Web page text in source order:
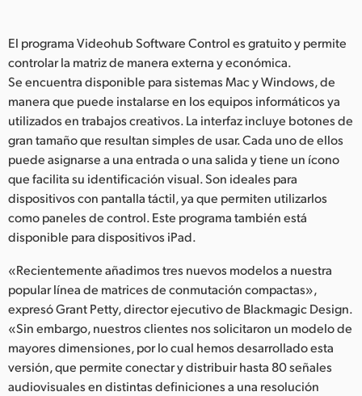
El programa Videohub Software Control es gratuito y permite
controlar la matriz de manera externa y económica.
Se encuentra disponible para sistemas Mac y Windows, de
manera que puede instalarse en los equipos informáticos ya
utilizados en trabajos creativos. La interfaz incluye botones de
gran tamaño que resultan simples de usar. Cada uno de ellos
puede asignarse a una entrada o una salida y tiene un ícono
que facilita su identificación visual. Son ideales para
dispositivos con pantalla táctil, ya que permiten utilizarlos
como paneles de control. Este programa también está
disponible para dispositivos iPad.
«Recientemente añadimos tres nuevos modelos a nuestra
popular línea de matrices de conmutación compactas»,
expresó Grant Petty, director ejecutivo de Blackmagic Design.
«Sin embargo, nuestros clientes nos solicitaron un modelo de
mayores dimensiones, por lo cual hemos desarrollado esta
versión, que permite conectar y distribuir hasta 80 señales
audiovisuales en distintas definiciones a una resolución